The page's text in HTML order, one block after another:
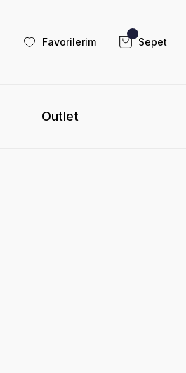
Favorilerim Sepet
Outlet